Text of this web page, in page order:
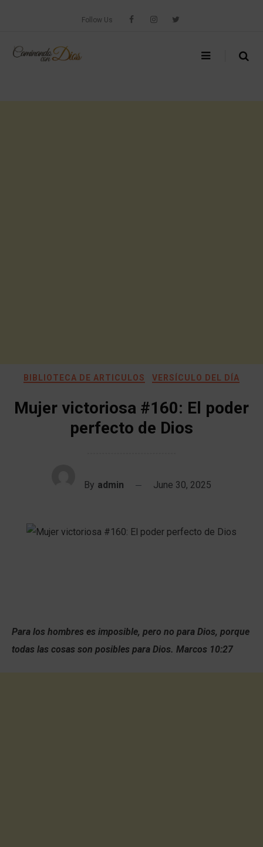
Follow Us
BIBLIOTECA DE ARTICULOS VERSÍCULO DEL DÍA
Mujer victoriosa #160: El poder
perfecto de Dios
By admin June 30, 2025
Para los hombres es imposible, pero no para Dios, porque
todas las cosas son posibles para Dios. Marcos 10:27